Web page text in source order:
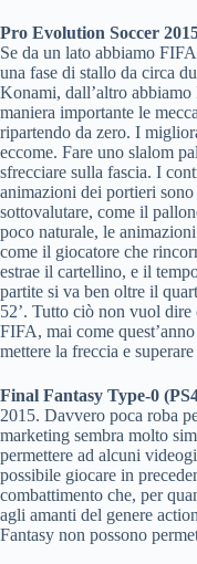
Pro Evolution Soccer
Se da un lato abbiamo
una fase di stallo da circa
Konami, dall’altro
maniera importante le
ripartendo da zero. I
eccome. Fare uno slalom
sfrecciare sulla fascia. I
animazioni dei portieri
sottovalutare, come il
poco naturale, le
come il giocatore che
estrae il cartellino, e il
partite si va ben oltre il
52’. Tutto ciò non vuol
FIFA, mai come
mettere la freccia e
Final Fantasy Type-0
2015. Davvero poca roba
marketing sembra molto
permettere ad alcuni
possibile giocare in
combattimento che, per
agli amanti del genere
Fantasy non possono